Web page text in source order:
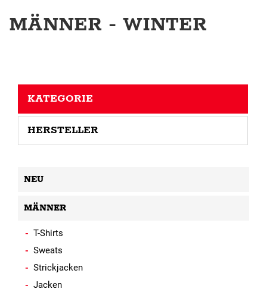
MÄNNER - WINTER
KATEGORIE
HERSTELLER
NEU
MÄNNER
T-Shirts
Sweats
Strickjacken
Jacken